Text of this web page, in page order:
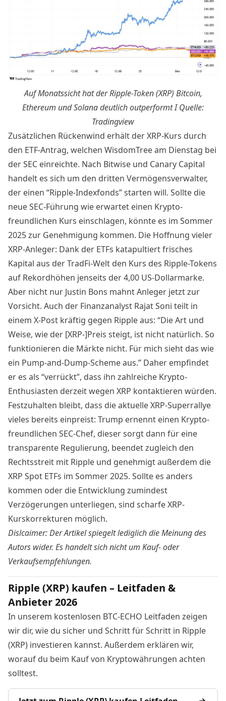
Auf Monatssicht hat der Ripple-Token (XRP) Bitcoin,
Ethereum und Solana deutlich outperformt I Quelle:
Tradingview
Zusätzlichen Rückenwind erhält der XRP-Kurs durch
den ETF-Antrag, welchen WisdomTree am Dienstag bei
der SEC einreichte. Nach Bitwise und Canary Capital
handelt es sich um den dritten Vermögensverwalter,
der einen “Ripple-Indexfonds” starten will. Sollte die
neue SEC-Führung wie erwartet einen Krypto-
freundlichen Kurs einschlagen, könnte es im Sommer
2025 zur Genehmigung kommen. Die Hoffnung vieler
XRP-Anleger: Dank der ETFs katapultiert frisches
Kapital aus der TradFi-Welt den Kurs des Ripple-Tokens
auf Rekordhöhen jenseits der 4,00 US-Dollarmarke.
Aber nicht nur Justin Bons mahnt Anleger jetzt zur
Vorsicht. Auch der Finanzanalyst Rajat Soni teilt in
einem X-Post kräftig gegen Ripple aus: “Die Art und
Weise, wie der [XRP-]Preis steigt, ist nicht natürlich. So
funktionieren die Märkte nicht. Für mich sieht das wie
ein Pump-and-Dump-Scheme aus.” Daher empfindet
er es als “verrückt”, dass ihn zahlreiche Krypto-
Enthusiasten derzeit wegen XRP kontaktieren würden.
Festzuhalten bleibt, dass die aktuelle XRP-Superrallye
vieles bereits einpreist: Trump ernennt einen Krypto-
freundlichen SEC-Chef, dieser sorgt dann für eine
transparente Regulierung, beendet zugleich den
Rechtsstreit mit Ripple und genehmigt außerdem die
XRP Spot ETFs im Sommer 2025. Sollte es anders
kommen oder die Entwicklung zumindest
Verzögerungen unterliegen, sind scharfe XRP-
Kurskorrekturen möglich.
Dislcaimer: Der Artikel spiegelt lediglich die Meinung des
Autors wider. Es handelt sich nicht um Kauf- oder
Verkaufsempfehlungen.
Ripple (XRP) kaufen – Leitfaden &
Anbieter 2026
In unserem kostenlosen BTC-ECHO Leitfaden zeigen
wir dir, wie du sicher und Schritt für Schritt in Ripple
(XRP) investieren kannst. Außerdem erklären wir,
worauf du beim Kauf von Kryptowährungen achten
solltest.